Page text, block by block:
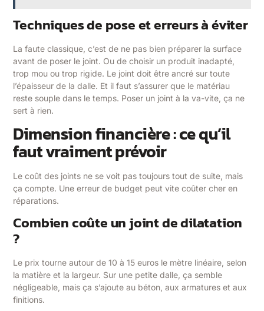
Techniques de pose et erreurs à éviter
La faute classique, c’est de ne pas bien préparer la surface
avant de poser le joint. Ou de choisir un produit inadapté,
trop mou ou trop rigide. Le joint doit être ancré sur toute
l’épaisseur de la dalle. Et il faut s’assurer que le matériau
reste souple dans le temps. Poser un joint à la va-vite, ça ne
sert à rien.
Dimension financière : ce qu’il
faut vraiment prévoir
Le coût des joints ne se voit pas toujours tout de suite, mais
ça compte. Une erreur de budget peut vite coûter cher en
réparations.
Combien coûte un joint de dilatation
?
Le prix tourne autour de 10 à 15 euros le mètre linéaire, selon
la matière et la largeur. Sur une petite dalle, ça semble
négligeable, mais ça s’ajoute au béton, aux armatures et aux
finitions.